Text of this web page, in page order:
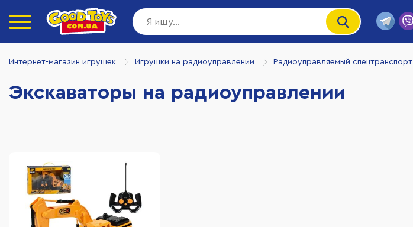
Интернет-магазин игрушек Игрушки на радиоуправлении Радиоуправляемый спецтранспорт
Экскаваторы на радиоуправлении